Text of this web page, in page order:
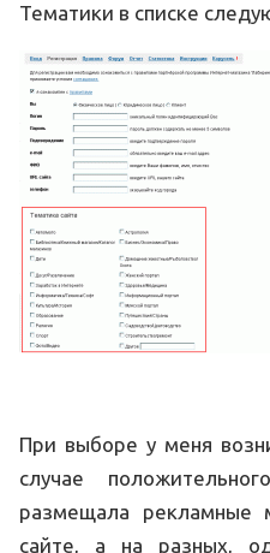
Тематики в списке
При выборе у меня
случае
размещала рекламные
сайте, а на разных,